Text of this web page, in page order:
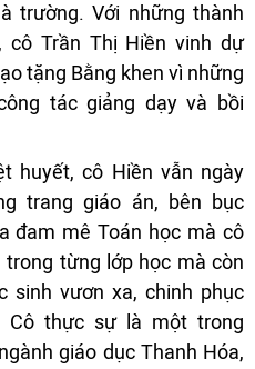
trường. Với những thành
cô Trần Thị Hiền vinh dự
tặng Bằng khen vì những
tác giảng dạy và bồi
huyết, cô Hiền vẫn ngày
trang giáo án, bên bục
đam mê Toán học mà cô
từng lớp học mà còn
sinh vươn xa, chinh phục
Cô thực sự là một trong
giáo dục Thanh Hóa,